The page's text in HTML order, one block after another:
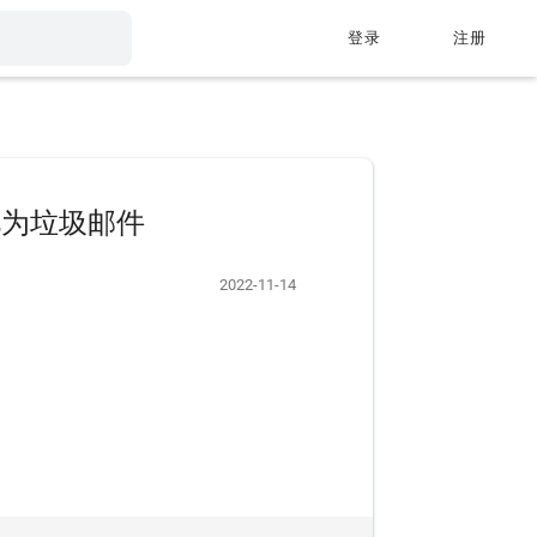
登录 注册
垃圾邮件
2022-11-14